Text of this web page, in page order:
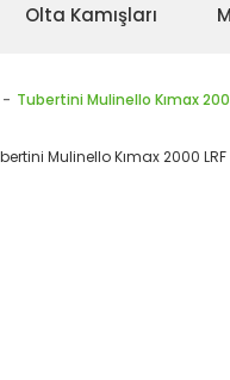
Olta Kamışları
Tubertini Mulinello Kımax